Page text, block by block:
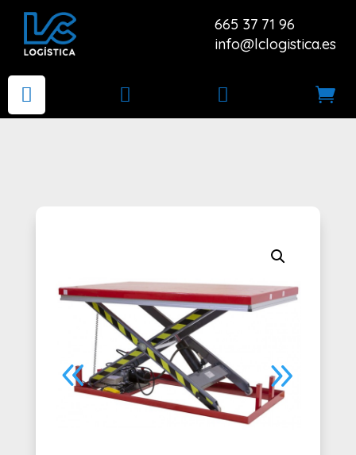
665 37 71 96
info@lclogistica.es
   